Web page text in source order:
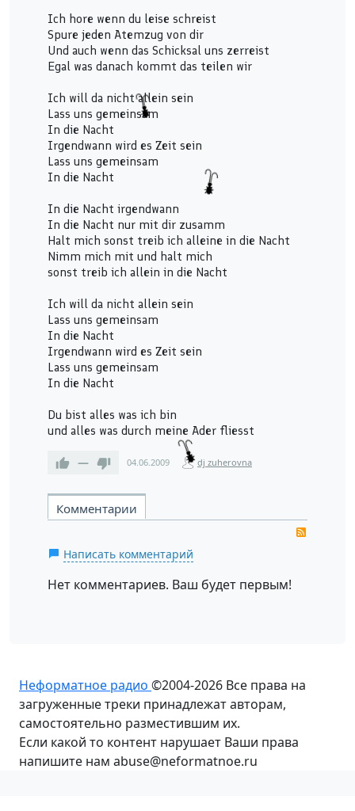
Ich hore wenn du leise schreist
Spure jeden Atemzug von dir
Und auch wenn das Schicksal uns zerreist
Egal was danach kommt das teilen wir
Ich will da nicht allein sein
Lass uns gemeinsam
In die Nacht
Irgendwann wird es Zeit sein
Lass uns gemeinsam
In die Nacht
In die Nacht irgendwann
In die Nacht nur mit dir zusamm
Halt mich sonst treib ich alleine in die Nacht
Nimm mich mit und halt mich
sonst treib ich allein in die Nacht
Ich will da nicht allein sein
Lass uns gemeinsam
In die Nacht
Irgendwann wird es Zeit sein
Lass uns gemeinsam
In die Nacht
Du bist alles was ich bin
und alles was durch meine Ader fliesst
— 04.06.2009 dj zuherovna
Комментарии
Написать комментарий
Нет комментариев. Ваш будет первым!
Неформатное радио ©2004-2026 Все права на
загруженные треки принадлежат авторам,
самостоятельно разместившим их.
Если какой то контент нарушает Ваши права
напишите нам abuse@neformatnoe.ru